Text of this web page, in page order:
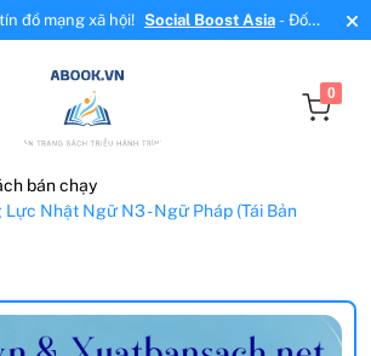
đồ mạng xã hội! Social Boost Asia- Đối
dịch vụ tăng tương tác, tăng follow uy tín!
0
bán chạy
Lực Nhật Ngữ N3 - Ngữ Pháp (Tái Bản